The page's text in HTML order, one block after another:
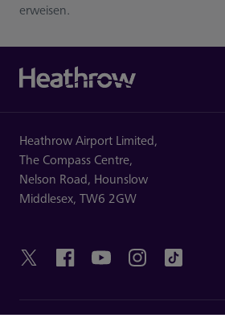
erweisen.
Heathrow Airport Limited,
The Compass Centre,
Nelson Road, Hounslow
Middlesex, TW6 2GW